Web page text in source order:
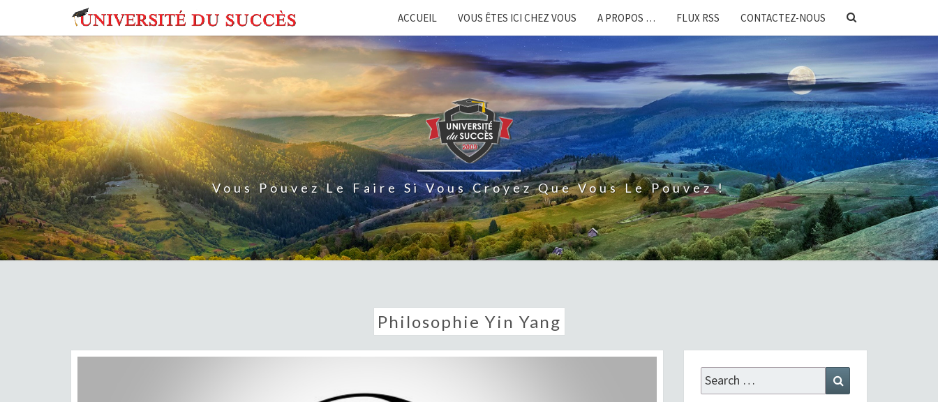
content
ACCUEIL VOUS ÊTES ICI CHEZ VOUS A PROPOS … FLUX RSS CONTACTEZ-NOUS
SEARCH
Vous Pouvez Le Faire Si Vous Croyez Que Vous Le Pouvez !
Philosophie Yin Yang
Search
for: